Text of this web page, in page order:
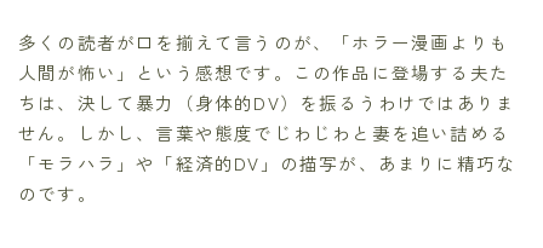
多くの読者が口を揃えて言うのが、「ホラー漫画よりも
人間が怖い」という感想です。この作品に登場する夫た
ちは、決して暴力（身体的DV）を振るうわけではありま
せん。しかし、言葉や態度でじわじわと妻を追い詰める
「モラハラ」や「経済的DV」の描写が、あまりに精巧な
のです。